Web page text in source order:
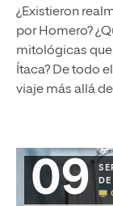
¿Existieron
por Homero?
mitológicas
Ítaca? De todo
viaje más allá
09